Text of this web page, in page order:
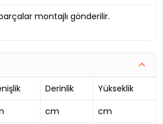
montajlı gönderilir.
Derinlik
Yükseklik
cm
cm